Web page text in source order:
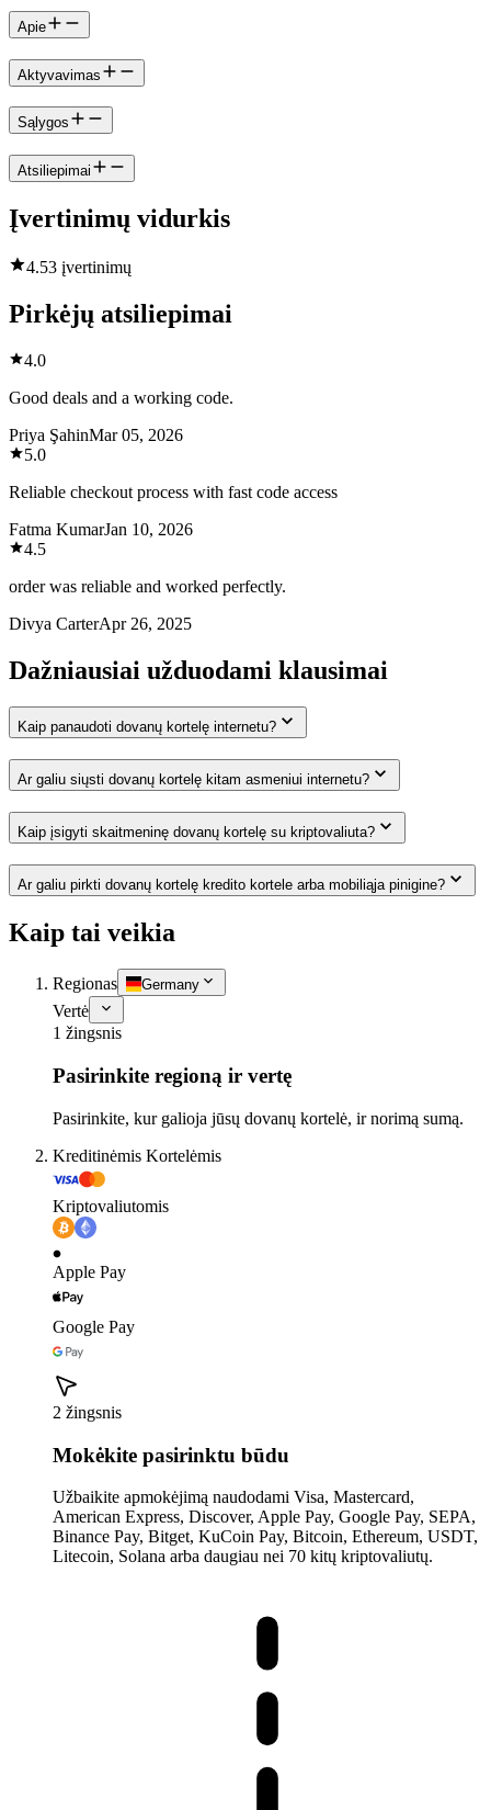
Apie
Aktyvavimas
Sąlygos
Atsiliepimai
Įvertinimų vidurkis
4.53 įvertinimų
Pirkėjų atsiliepimai
4.0
Good deals and a working code.
Priya ŞahinMar 05, 2026
5.0
Reliable checkout process with fast code access
Fatma KumarJan 10, 2026
4.5
order was reliable and worked perfectly.
Divya CarterApr 26, 2025
Dažniausiai užduodami klausimai
Kaip panaudoti dovanų kortelę internetu?
Ar galiu siųsti dovanų kortelę kitam asmeniui internetu?
Kaip įsigyti skaitmeninę dovanų kortelę su kriptovaliuta?
Ar galiu pirkti dovanų kortelę kredito kortele arba mobiliąja pinigine?
Kaip tai veikia
Regionas Germany
Vertė
1 žingsnis
Pasirinkite regioną ir vertę
Pasirinkite, kur galioja jūsų dovanų kortelė, ir norimą sumą.
Kreditinėmis Kortelėmis
Kriptovaliutomis
Apple Pay
Google Pay
2 žingsnis
Mokėkite pasirinktu būdu
Užbaikite apmokėjimą naudodami Visa, Mastercard,
American Express, Discover, Apple Pay, Google Pay, SEPA,
Binance Pay, Bitget, KuCoin Pay, Bitcoin, Ethereum, USDT,
Litecoin, Solana arba daugiau nei 70 kitų kriptovaliutų.